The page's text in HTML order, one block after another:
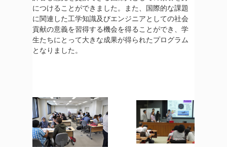
につけることができました。また、国際的な課題
に関連した工学知識及びエンジニアとしての社会
貢献の意義を習得する機会を得ることができ、学
生たちにとって大きな成果が得られたプログラム
となりました。